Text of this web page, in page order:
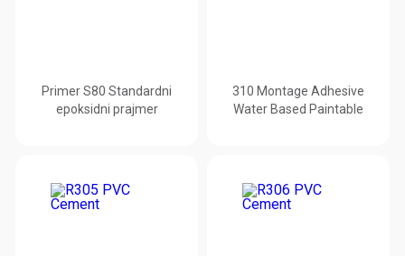
Primer S80 Standardni
epoksidni prajmer
310 Montage Adhesive
Water Based Paintable